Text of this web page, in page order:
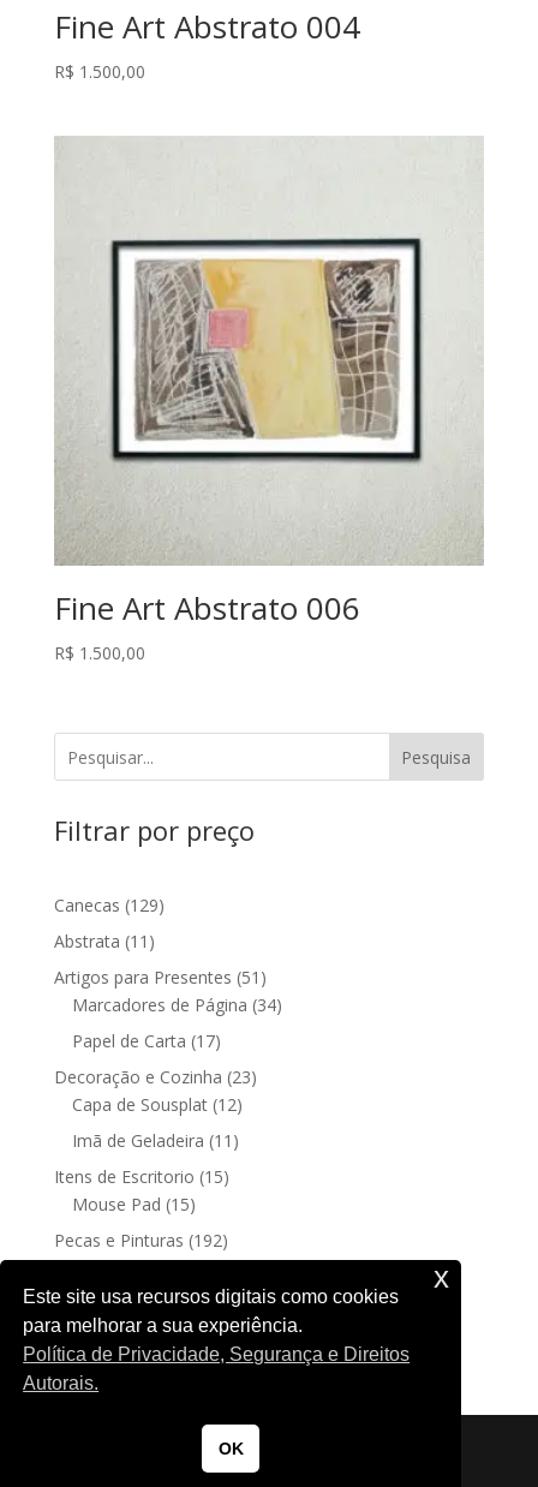
Fine Art Abstrato 004
R$ 1.500,00
Fine Art Abstrato 006
R$ 1.500,00
Pesquisa
Filtrar por preço
Canecas 129129
Abstrata 11 11
produtos
Artigos para Presentes 51 51
produtos
Marcadores de Página 3434
Papel de Carta 1717
produtos
Decoração e Cozinha 2323
Capa de Sousplat 1212
produtos
Imã de Geladeira 11 11
Itens de Escritorio 1515
Mouse Pad 1515
produtos
Pecas e Pinturas 192192
produtos
192
produtos
Posters sem moldura 44
produtos
Quadro Decorativo 188188
produtos
Este site usa recursos digitais como cookies
para melhorar a sua experiência.
Política de Privacidade, Segurança e Direitos
Autorais.
OK
x